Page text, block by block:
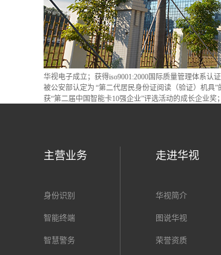
华视电子成立；获得iso9001:2000国际质量管理体系认
被公安部认定为 “第二代居民身份证阅读（验证）机具”
获“第二届中国智能卡10强企业”评选活动的成长企业奖；
主营业务
身份识别
智能终端
智慧警务
走进华视
华视简介
图说华视
荣誉资质